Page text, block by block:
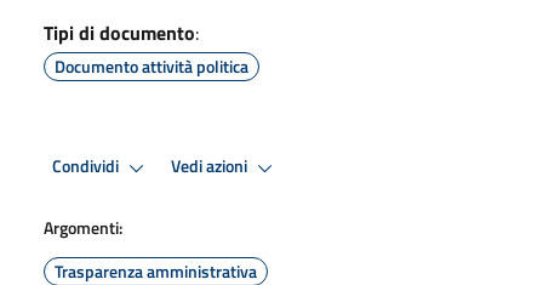
Tipi di documento:
Documento attività politica
Condividi Vedi azioni
Argomenti:
Trasparenza amministrativa